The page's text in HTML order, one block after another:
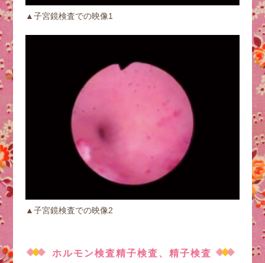
▲子宮鏡検査での映像1
▲子宮鏡検査での映像2
ホルモン検査精子検査、精子検査